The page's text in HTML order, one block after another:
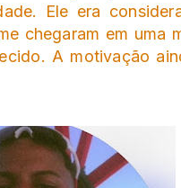
Ele era
chegaram em uma
A motivação